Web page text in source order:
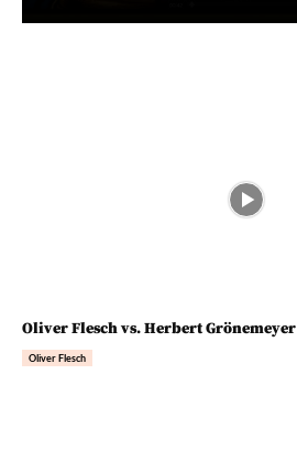
Oliver Flesch vs. Herbert Grönemeyer
Oliver Flesch